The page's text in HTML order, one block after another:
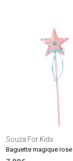
Souza For Kids
Baguette magique